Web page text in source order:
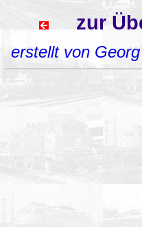
zur
erstellt von